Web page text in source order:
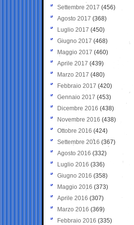
Settembre 2017 (456)
Agosto 2017 (368)
Luglio 2017 (450)
Giugno 2017 (468)
Maggio 2017 (460)
Aprile 2017 (439)
Marzo 2017 (480)
Febbraio 2017 (420)
Gennaio 2017 (453)
Dicembre 2016 (438)
Novembre 2016 (438)
Ottobre 2016 (424)
Settembre 2016 (367)
Agosto 2016 (332)
Luglio 2016 (336)
Giugno 2016 (358)
Maggio 2016 (373)
Aprile 2016 (307)
Marzo 2016 (369)
Febbraio 2016 (335)